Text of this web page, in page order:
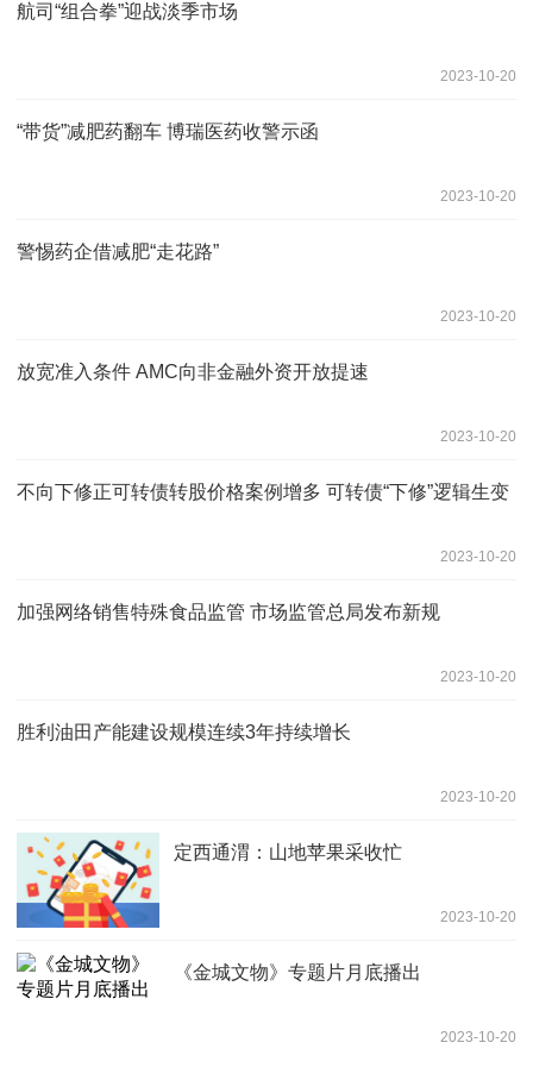
航司“组合拳”迎战淡季市场
2023-10-20
“带货”减肥药翻车 博瑞医药收警示函
2023-10-20
警惕药企借减肥“走花路”
2023-10-20
放宽准入条件 AMC向非金融外资开放提速
2023-10-20
不向下修正可转债转股价格案例增多 可转债“下修”逻辑生变
2023-10-20
加强网络销售特殊食品监管 市场监管总局发布新规
2023-10-20
胜利油田产能建设规模连续3年持续增长
2023-10-20
定西通渭：山地苹果采收忙
2023-10-20
《金城文物》专题片月底播出
2023-10-20